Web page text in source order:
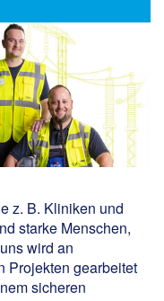
z. B. Kliniken und
starke Menschen,
wird an
Projekten gearbeitet
sicheren